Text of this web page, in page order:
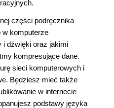
części podręcznika
w komputerze
i dźwięki oraz jakimi
kompresujące dane.
sieci komputerowych i
Będziesz mieć także
w internecie
podstawy języka